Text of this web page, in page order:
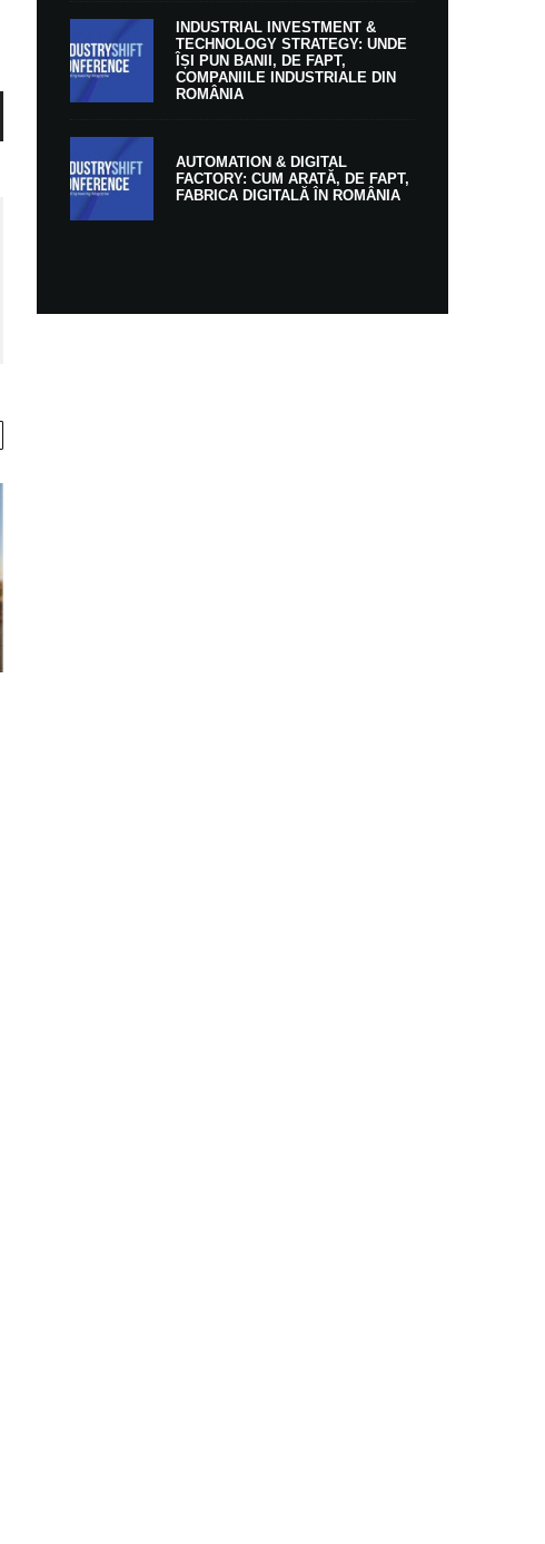
INDUSTRIAL INVESTMENT &
TECHNOLOGY STRATEGY: UNDE
ÎȘI PUN BANII, DE FAPT,
COMPANIILE INDUSTRIALE DIN
ROMÂNIA
AUTOMATION & DIGITAL
FACTORY: CUM ARATĂ, DE FAPT,
FABRICA DIGITALĂ ÎN ROMÂNIA